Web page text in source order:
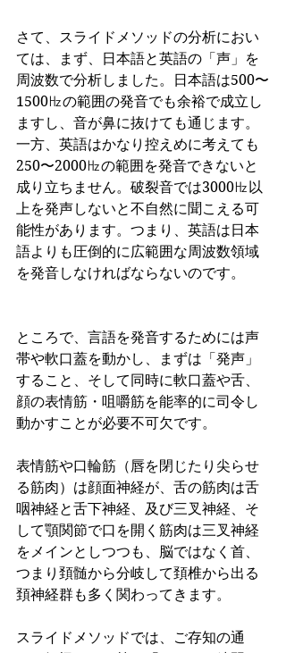
さて、スライドメソッドの分析におい
ては、まず、日本語と英語の「声」を
周波数で分析しました。日本語は500〜
1500㎐の範囲の発音でも余裕で成立し
ますし、音が鼻に抜けても通じます。
一方、英語はかなり控えめに考えても
250〜2000㎐の範囲を発音できないと
成り立ちません。破裂音では3000㎐以
上を発声しないと不自然に聞こえる可
能性があります。つまり、英語は日本
語よりも圧倒的に広範囲な周波数領域
を発音しなければならないのです。
ところで、言語を発音するためには声
帯や軟口蓋を動かし、まずは「発声」
すること、そして同時に軟口蓋や舌、
顔の表情筋・咀嚼筋を能率的に司令し
動かすことが必要不可欠です。
表情筋や口輪筋（唇を閉じたり尖らせ
る筋肉）は顔面神経が、舌の筋肉は舌
咽神経と舌下神経、及び三叉神経、そ
して顎関節で口を開く筋肉は三叉神経
をメインとしつつも、脳ではなく首、
つまり頚髄から分岐して頚椎から出る
頚神経群も多く関わってきます。
スライドメソッドでは、ご存知の通